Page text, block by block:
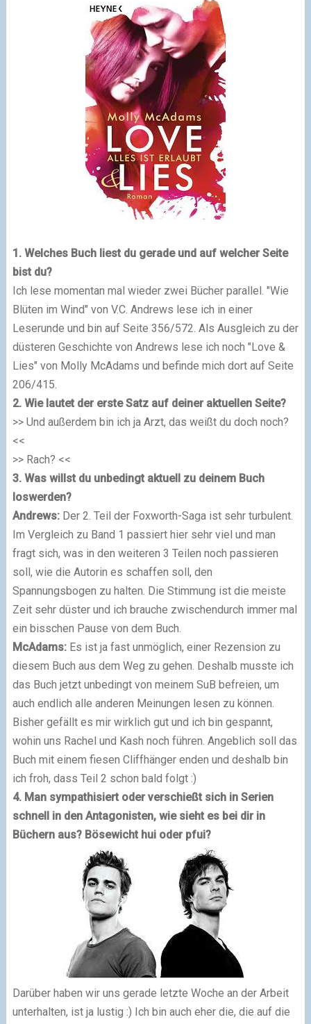
1. Welches Buch liest du gerade und auf welcher Seite
bist du?
Ich lese momentan mal wieder zwei Bücher parallel. "Wie
Blüten im Wind" von V.C. Andrews lese ich in einer
Leserunde und bin auf Seite 356/572. Als Ausgleich zu der
düsteren Geschichte von Andrews lese ich noch "Love &
Lies" von Molly McAdams und befinde mich dort auf Seite
206/415.
2. Wie lautet der erste Satz auf deiner aktuellen Seite?
>> Und außerdem bin ich ja Arzt, das weißt du doch noch?
<<
>> Rach? <<
3. Was willst du unbedingt aktuell zu deinem Buch
loswerden?
Andrews:Der 2. Teil der Foxworth-Saga ist sehr turbulent.
Im Vergleich zu Band 1 passiert hier sehr viel und man
fragt sich, was in den weiteren 3 Teilen noch passieren
soll, wie die Autorin es schaffen soll, den
Spannungsbogen zu halten. Die Stimmung ist die meiste
Zeit sehr düster und ich brauche zwischendurch immer mal
ein bisschen Pause von dem Buch.
McAdams:Es ist ja fast unmöglich, einer Rezension zu
diesem Buch aus dem Weg zu gehen. Deshalb musste ich
das Buch jetzt unbedingt von meinem SuB befreien, um
auch endlich alle anderen Meinungen lesen zu können.
Bisher gefällt es mir wirklich gut und ich bin gespannt,
wohin uns Rachel und Kash noch führen. Angeblich soll das
Buch mit einem fiesen Cliffhänger enden und deshalb bin
ich froh, dass Teil 2 schon bald folgt :)
4. Man sympathisiert oder verschießt sich in Serien
schnell in den Antagonisten, wie sieht es bei dir in
Büchern aus? Bösewicht hui oder pfui?
Darüber haben wir uns gerade letzte Woche an der Arbeit
unterhalten, ist ja lustig :) Ich bin auch eher die, die auf die